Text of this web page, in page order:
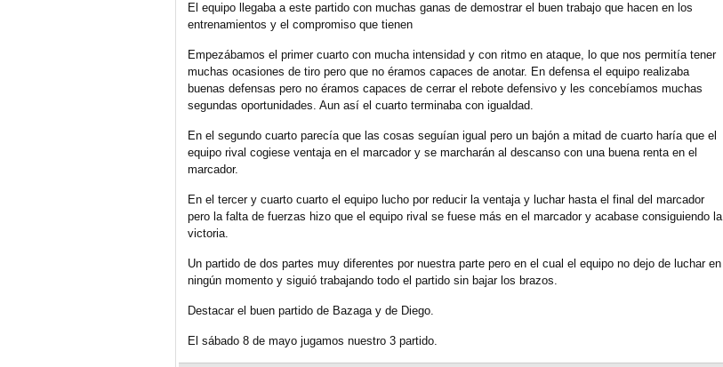
El equipo llegaba a este partido con muchas ganas de demostrar el buen trabajo que hacen en los
entrenamientos y el compromiso que tienen
Empezábamos el primer cuarto con mucha intensidad y con ritmo en ataque, lo que nos permitía tener
muchas ocasiones de tiro pero que no éramos capaces de anotar. En defensa el equipo realizaba
buenas defensas pero no éramos capaces de cerrar el rebote defensivo y les concebíamos muchas
segundas oportunidades. Aun así el cuarto terminaba con igualdad.
En el segundo cuarto parecía que las cosas seguían igual pero un bajón a mitad de cuarto haría que el
equipo rival cogiese ventaja en el marcador y se marcharán al descanso con una buena renta en el
marcador.
En el tercer y cuarto cuarto el equipo lucho por reducir la ventaja y luchar hasta el final del marcador
pero la falta de fuerzas hizo que el equipo rival se fuese más en el marcador y acabase consiguiendo la
victoria.
Un partido de dos partes muy diferentes por nuestra parte pero en el cual el equipo no dejo de luchar en
ningún momento y siguió trabajando todo el partido sin bajar los brazos.
Destacar el buen partido de Bazaga y de Diego.
El sábado 8 de mayo jugamos nuestro 3 partido.